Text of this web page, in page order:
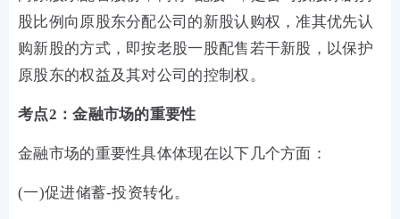
股比例向原股东分配公司的新股认购权，准其优先认
购新股的方式，即按老股一股配售若干新股，以保护
原股东的权益及其对公司的控制权。
考点2：金融市场的重要性
金融市场的重要性具体体现在以下几个方面：
(一)促进储蓄-投资转化。